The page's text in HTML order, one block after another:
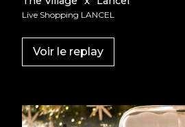
Live Shopping LANCEL
Voir le replay